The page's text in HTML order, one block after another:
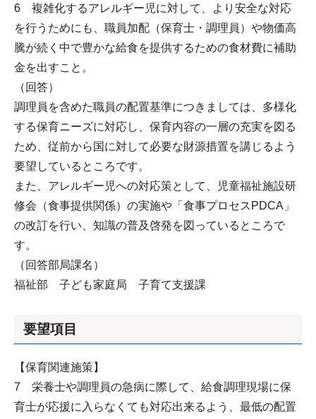
6 複雑化するアレルギー児に対して、より安全な対応
を行うためにも、職員加配（保育士・調理員）や物価高
騰が続く中で豊かな給食を提供するための食材費に補助
金を出すこと。
（回答）
調理員を含めた職員の配置基準につきましては、多様化
する保育ニーズに対応し、保育内容の一層の充実を図る
ため、従前から国に対して必要な財源措置を講じるよう
要望しているところです。
また、アレルギー児への対応策として、児童福祉施設研
修会（食事提供関係）の実施や「食事プロセスPDCA」
の改訂を行い、知識の普及啓発を図っているところで
す。
（回答部局課名）
福祉部 子ども家庭局 子育て支援課
要望項目
【保育関連施策】
7 栄養士や調理員の急病に際して、給食調理現場に保
育士が応援に入らなくても対応出来るよう、最低の配置